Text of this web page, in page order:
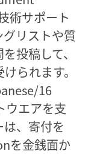
術サポート
リストや質
投稿して、
られます。
16
ウエアを支
、寄付を
を金銭面か